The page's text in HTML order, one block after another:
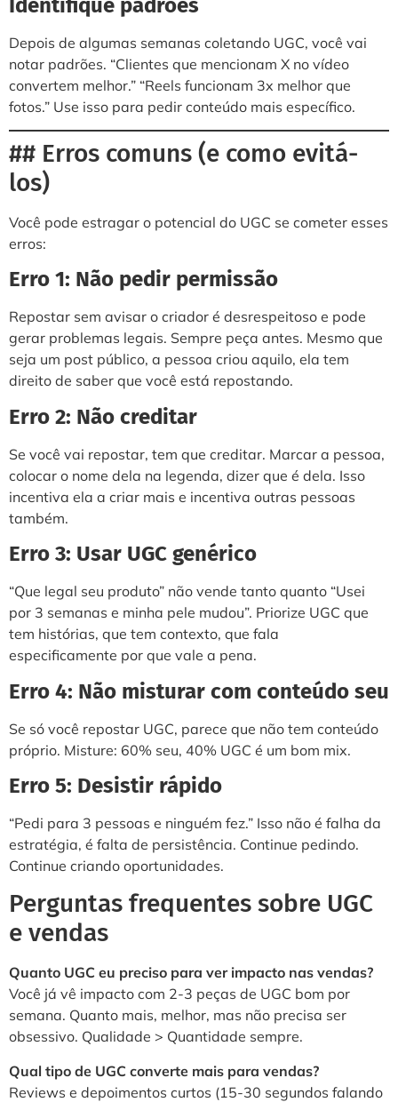
Identifique padrões
Depois de algumas semanas coletando UGC, você vai
notar padrões. “Clientes que mencionam X no vídeo
convertem melhor.” “Reels funcionam 3x melhor que
fotos.” Use isso para pedir conteúdo mais específico.
## Erros comuns (e como evitá-
los)
Você pode estragar o potencial do UGC se cometer esses
erros:
Erro 1: Não pedir permissão
Repostar sem avisar o criador é desrespeitoso e pode
gerar problemas legais. Sempre peça antes. Mesmo que
seja um post público, a pessoa criou aquilo, ela tem
direito de saber que você está repostando.
Erro 2: Não creditar
Se você vai repostar, tem que creditar. Marcar a pessoa,
colocar o nome dela na legenda, dizer que é dela. Isso
incentiva ela a criar mais e incentiva outras pessoas
também.
Erro 3: Usar UGC genérico
“Que legal seu produto” não vende tanto quanto “Usei
por 3 semanas e minha pele mudou”. Priorize UGC que
tem histórias, que tem contexto, que fala
especificamente por que vale a pena.
Erro 4: Não misturar com conteúdo seu
Se só você repostar UGC, parece que não tem conteúdo
próprio. Misture: 60% seu, 40% UGC é um bom mix.
Erro 5: Desistir rápido
“Pedi para 3 pessoas e ninguém fez.” Isso não é falha da
estratégia, é falta de persistência. Continue pedindo.
Continue criando oportunidades.
Perguntas frequentes sobre UGC
e vendas
Quanto UGC eu preciso para ver impacto nas vendas?
Você já vê impacto com 2-3 peças de UGC bom por
semana. Quanto mais, melhor, mas não precisa ser
obsessivo. Qualidade > Quantidade sempre.
Qual tipo de UGC converte mais para vendas?
Reviews e depoimentos curtos (15-30 segundos falando